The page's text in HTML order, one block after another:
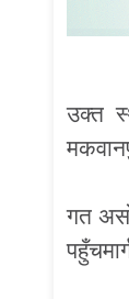
उक्त
गत